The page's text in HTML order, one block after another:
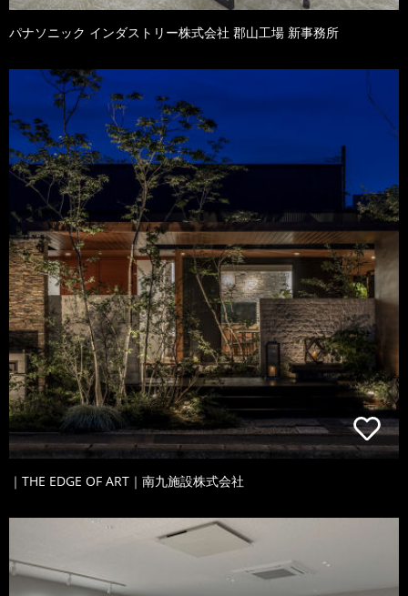
パナソニック インダストリー株式会社 郡山工場 新事務所
｜THE EDGE OF ART｜南九施設株式会社